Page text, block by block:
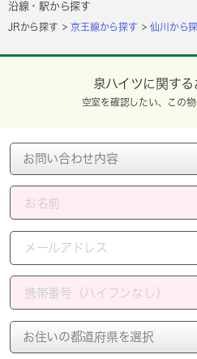
沿線・駅から探す
JRから探す 京王線から探す 仙川から
泉ハイツに関す
空室を確認したい、この